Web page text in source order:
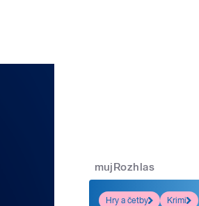
mujRozhlas
Hry a četby
Krimi